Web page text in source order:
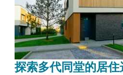
探索多代同堂的居住